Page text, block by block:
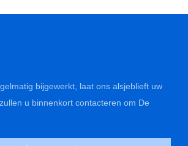
bijgewerkt, laat ons alsjeblieft uw
u binnenkort contacteren om De